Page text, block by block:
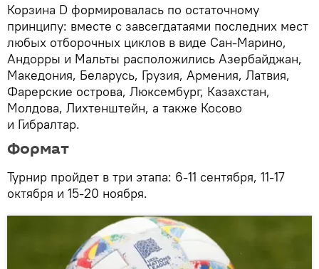
Корзина D формировалась по остаточному
принципу: вместе с завсегдатаями последних мест
любых отборочных циклов в виде Сан-Марино,
Андорры и Мальты расположились Азербайджан,
Македония, Беларусь, Грузия, Армения, Латвия,
Фарерские острова, Люксембург, Казахстан,
Молдова, Лихтенштейн, а также Косово
и Гибралтар.
Формат
Турнир пройдет в три этапа: 6-11 сентября, 11-17
октября и 15-20 ноября.